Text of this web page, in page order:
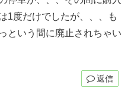
1度だけでしたが、、、も
という間に廃止されちゃい
返信